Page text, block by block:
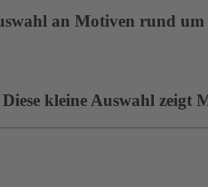
an Motiven rund
kleine Auswahl zeigt